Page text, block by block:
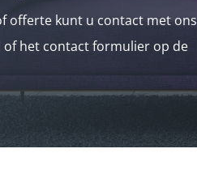
offerte kunt u contact met ons
het contact formulier op de